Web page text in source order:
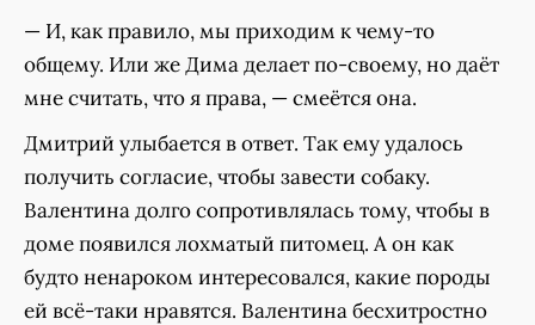
— И, как правило, мы приходим к чему-то
общему. Или же Дима делает по-своему, но даёт
мне считать, что я права, — смеётся она.
Дмитрий улыбается в ответ. Так ему удалось
получить согласие, чтобы завести собаку.
Валентина долго сопротивлялась тому, чтобы в
доме появился лохматый питомец. А он как
будто ненароком интересовался, какие породы
ей всё-таки нравятся. Валентина бесхитростно